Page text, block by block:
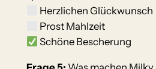
Herzlichen Glückwunsch
Prost Mahlzeit
Schöne Bescherung